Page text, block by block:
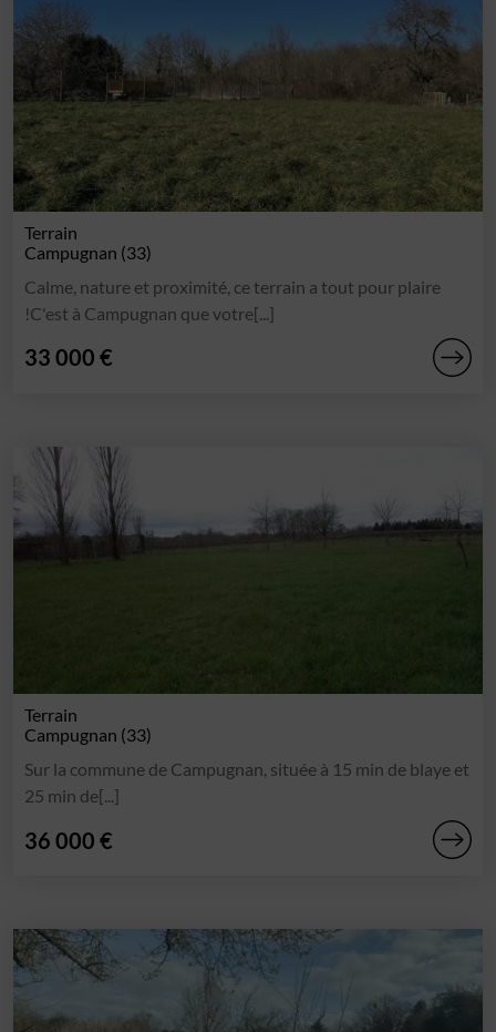
Terrain
Campugnan (33)
Calme, nature et proximité, ce terrain a tout pour plaire
!C'est à Campugnan que votre[...]
33 000 €
Terrain
Campugnan (33)
Sur la commune de Campugnan, située à 15 min de blaye et
25 min de[...]
36 000 €